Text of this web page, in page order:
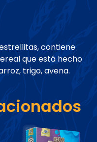
contiene
que está hecho
trigo, avena.